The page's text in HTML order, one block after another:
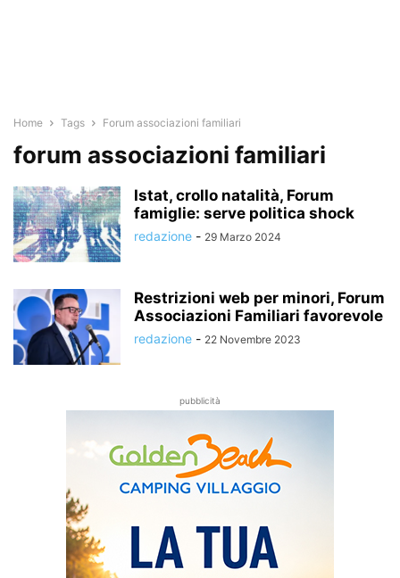
Home Tags Forum associazioni familiari
forum associazioni familiari
Istat, crollo natalità, Forum
famiglie: serve politica shock
redazione - 29 Marzo 2024
Restrizioni web per minori, Forum
Associazioni Familiari favorevole
redazione - 22 Novembre 2023
pubblicità